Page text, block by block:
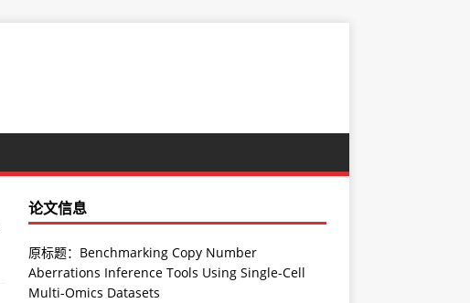
论文信息
原标题：Benchmarking Copy Number
Aberrations Inference Tools Using Single-Cell
Multi-Omics Datasets